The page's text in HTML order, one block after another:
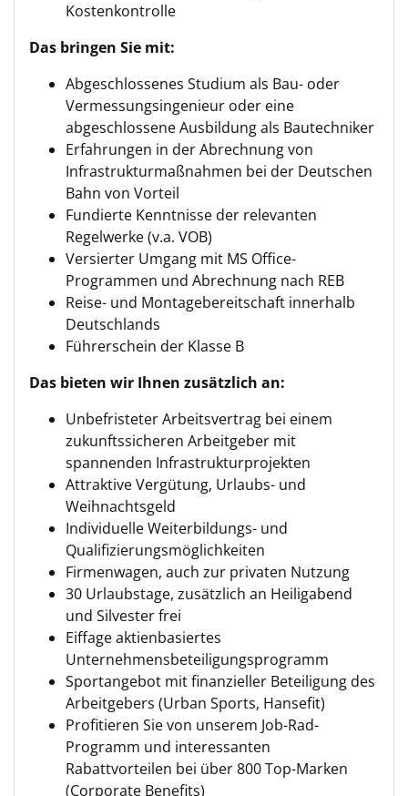
Kostenkontrolle
Das bringen Sie mit:
Abgeschlossenes Studium als Bau- oder
Vermessungsingenieur oder eine
abgeschlossene Ausbildung als Bautechniker
Erfahrungen in der Abrechnung von
Infrastrukturmaßnahmen bei der Deutschen
Bahn von Vorteil
Fundierte Kenntnisse der relevanten
Regelwerke (v.a. VOB)
Versierter Umgang mit MS Office-
Programmen und Abrechnung nach REB
Reise- und Montagebereitschaft innerhalb
Deutschlands
Führerschein der Klasse B
Das bieten wir Ihnen zusätzlich an:
Unbefristeter Arbeitsvertrag bei einem
zukunftssicheren Arbeitgeber mit
spannenden Infrastrukturprojekten
Attraktive Vergütung, Urlaubs- und
Weihnachtsgeld
Individuelle Weiterbildungs- und
Qualifizierungsmöglichkeiten
Firmenwagen, auch zur privaten Nutzung
30 Urlaubstage, zusätzlich an Heiligabend
und Silvester frei
Eiffage aktienbasiertes
Unternehmensbeteiligungsprogramm
Sportangebot mit finanzieller Beteiligung des
Arbeitgebers (Urban Sports, Hansefit)
Profitieren Sie von unserem Job-Rad-
Programm und interessanten
Rabattvorteilen bei über 800 Top-Marken
(Corporate Benefits)